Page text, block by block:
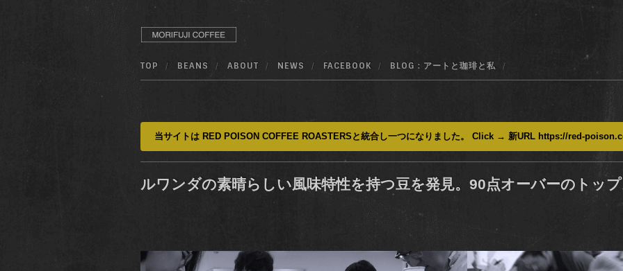
TOP BEANS ABOUT NEWS FACEBOOK BLOG : アートと珈琲と私
当サイトは RED POISON COFFEE ROASTERSと統合し一つになりました。 Click → 新URL https://red-
ルワンダの素晴らしい風味特性を持つ豆を発見。90点オーバーのトッ